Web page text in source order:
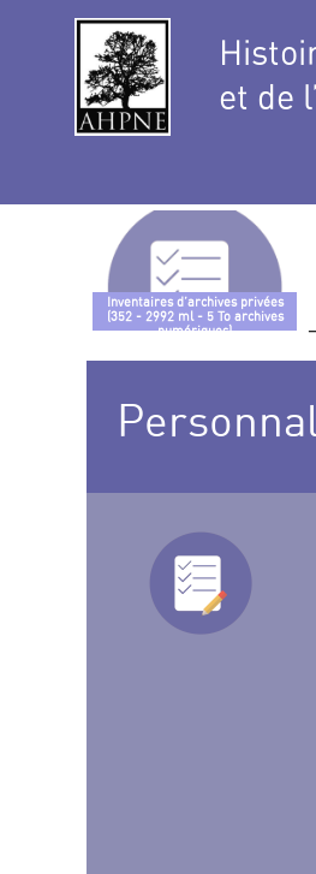
et de
Inventaires d’archives privées
(352 - 2992 ml - 5 To archives
numériques)